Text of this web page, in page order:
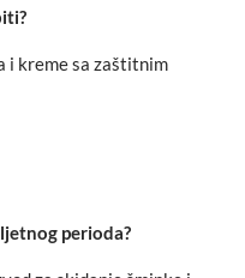
i kreme sa zaštitnim
perioda?